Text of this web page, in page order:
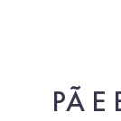
PÃ E